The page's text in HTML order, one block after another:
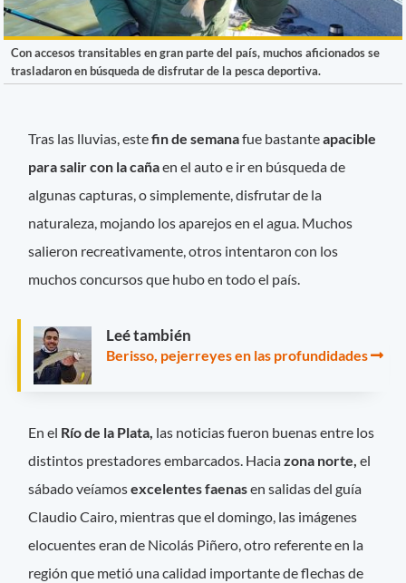
Con accesos transitables en gran parte del país, muchos aficionados se
trasladaron en búsqueda de disfrutar de la pesca deportiva.
Tras las lluvias, estefin de semanafue bastanteapacible
para salir con la cañaen el auto e ir en búsqueda de
algunas capturas, o simplemente, disfrutar de la
naturaleza, mojando los aparejos en el agua. Muchos
salieron recreativamente, otros intentaron con los
muchos concursos que hubo en todo el país.
Leé también
Berisso, pejerreyes en las profundidades
En el Río de la Plata, las noticias fueron buenas entre los
distintos prestadores embarcados. Haciazona norte, el
sábado veíamosexcelentes faenasen salidas del guía
Claudio Cairo, mientras que el domingo, las imágenes
elocuentes eran de Nicolás Piñero, otro referente en la
región que metió una calidad importante de flechas de